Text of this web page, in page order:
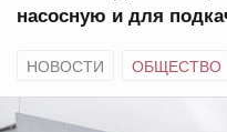
насосную и для
НОВОСТИ ОБЩЕСТВО